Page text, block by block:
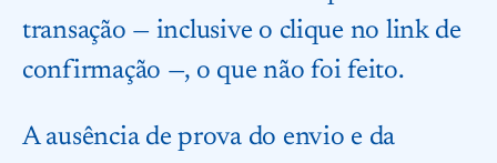
transação — inclusive o clique no link de
confirmação —, o que não foi feito.
A ausência de prova do envio e da